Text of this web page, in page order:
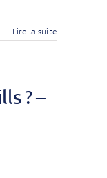
Lire la suite
? –